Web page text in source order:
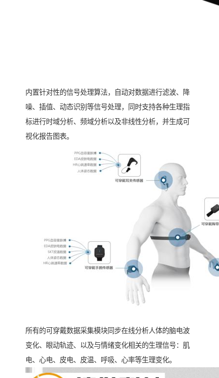
内置针对性的信号处理算法，自动对数据进行滤波、降
噪、插值、动态识别等信号处理，同时支持各种生理指
标进行时域分析、频域分析以及非线性分析，并生成可
视化报告图表。
所有的可穿戴数据采集模块同步在线分析人体的脑电波
变化、眼动轨迹、以及与情绪变化相关的生理信号：肌
电、心电、皮电、皮温、呼吸、心率等生理变化。